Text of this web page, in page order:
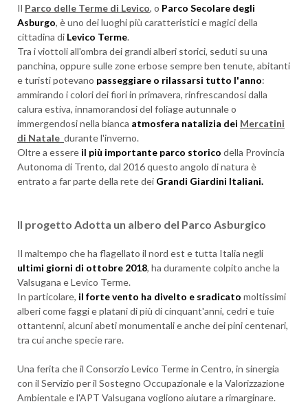
Il Parco delle Terme di Levico, o Parco Secolare degli
Asburgo, è uno dei luoghi più caratteristici e magici della
cittadina di Levico Terme.
Tra i viottoli all'ombra dei grandi alberi storici, seduti su una
panchina, oppure sulle zone erbose sempre ben tenute, abitanti
e turisti potevano passeggiare o rilassarsi tutto l'anno:
ammirando i colori dei fiori in primavera, rinfrescandosi dalla
calura estiva, innamorandosi del foliage autunnale o
immergendosi nella bianca atmosfera natalizia dei Mercatini
di Natale durante l'inverno.
Oltre a essere il più importante parco storico della Provincia
Autonoma di Trento, dal 2016 questo angolo di natura è
entrato a far parte della rete dei Grandi Giardini Italiani.
Il progetto Adotta un albero del Parco Asburgico
Il maltempo che ha flagellato il nord est e tutta Italia negli
ultimi giorni di ottobre 2018, ha duramente colpito anche la
Valsugana e Levico Terme.
In particolare, il forte vento ha divelto e sradicato moltissimi
alberi come faggi e platani di più di cinquant'anni, cedri e tuie
ottantenni, alcuni abeti monumentali e anche dei pini centenari,
tra cui anche specie rare.
Una ferita che il Consorzio Levico Terme in Centro, in sinergia
con il Servizio per il Sostegno Occupazionale e la Valorizzazione
Ambientale e l'APT Valsugana vogliono aiutare a rimarginare.